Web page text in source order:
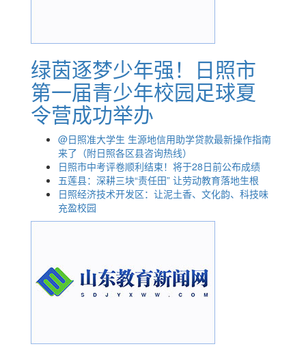
绿茵逐梦少年强！日照市
第一届青少年校园足球夏
令营成功举办
@日照准大学生 生源地信用助学贷款最新操作指南
来了（附日照各区县咨询热线）
日照市中考评卷顺利结束！将于28日前公布成绩
五莲县：深耕三块“责任田” 让劳动教育落地生根
日照经济技术开发区：让泥土香、文化韵、科技味
充盈校园